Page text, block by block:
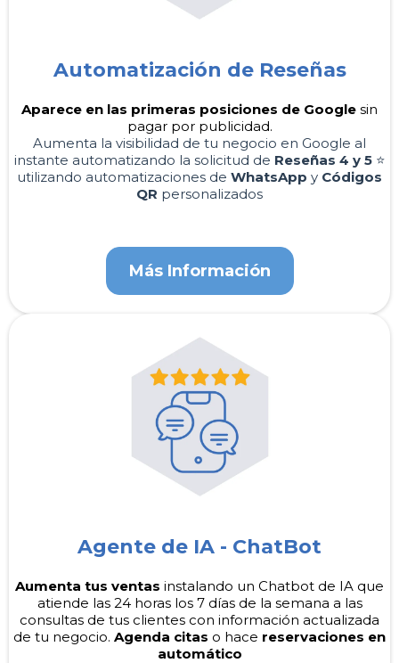
Automatización de Reseñas
Aparece en las primeras posiciones de Google sin
pagar por publicidad.
Aumenta la visibilidad de tu negocio en Google al
instante automatizando la solicitud de Reseñas 4 y 5⭐️
utilizando automatizaciones de WhatsApp y Códigos
QR personalizados
Más Información
Agente de IA - ChatBot
Aumenta tus ventas instalando un Chatbot de IA que
atiende las 24 horas los 7 días de la semana a las
consultas de tus clientes con información actualizada
de tu negocio. Agenda citas o hace reservaciones en
automático